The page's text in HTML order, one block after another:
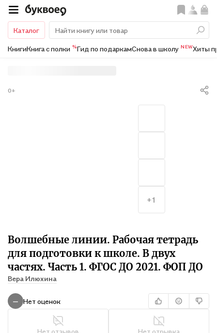
Каталог
КнигиКнига с полки %Гид по подаркамСнова в школу NEWХиты
Волшебные линии. Рабочая тетрадь
для подготовки к школе. В двух
частях. Часть 1. ФГОС ДО 2021. ФОП ДО
Вера Илюхина
0+
— Нет оценок
Нет отзывов Нет отрывка
+1